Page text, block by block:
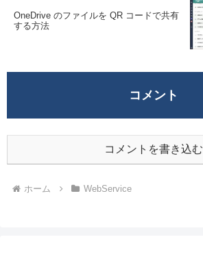
OneDrive のファイルを QR コードで共有
する方法
コメント
コメントを書き込む
ホーム WebService